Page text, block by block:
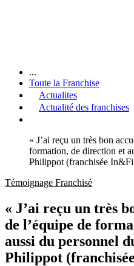
...
Toute la Franchise
Actualites
Actualité des franchises
« J’ai reçu un très bon
formation, de direction et
Philippot (franchisée
Témoignage Franchisé
« J’ai reçu un très
de l’équipe de
aussi du personnel
Philippot